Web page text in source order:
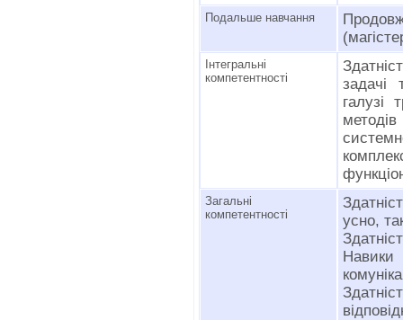
Подальше навчання
Інтегральні
компетентності
задачі
галузі
Загальні
компетентності
усно,